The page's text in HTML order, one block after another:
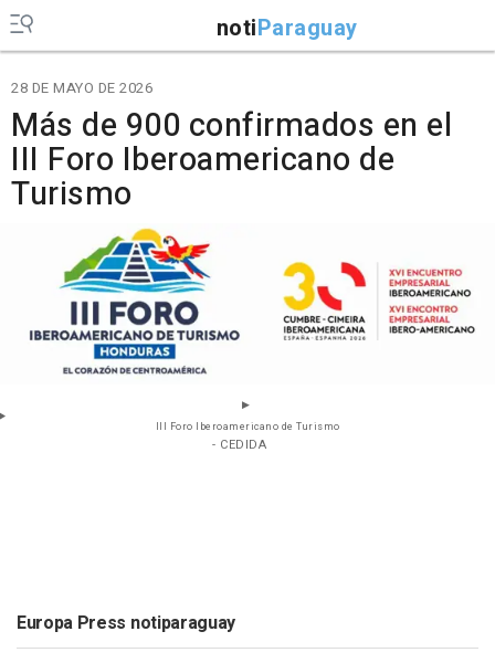
notiParaguay
28 DE MAYO DE 2026
Más de 900 confirmados en el
III Foro Iberoamericano de
Turismo
III Foro Iberoamericano de Turismo
- CEDIDA
Europa Press notiparaguay